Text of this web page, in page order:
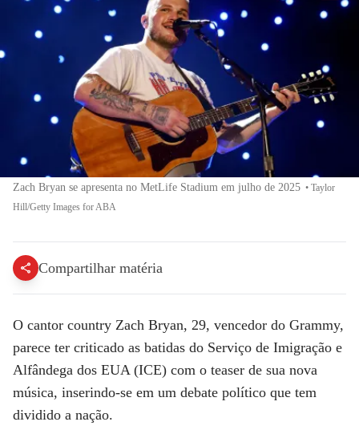
Zach Bryan se apresenta no MetLife Stadium em julho de 2025 • Taylor
Hill/Getty Images for ABA
Compartilhar matéria
O cantor country Zach Bryan, 29, vencedor do Grammy,
parece ter criticado as batidas do Serviço de Imigração e
Alfândega dos EUA (ICE) com o teaser de sua nova
música, inserindo-se em um debate político que tem
dividido a nação.